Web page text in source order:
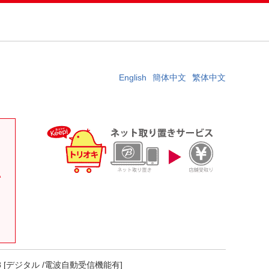
English 簡体中文 繁体中文
ジタル /電波自動受信機能有]